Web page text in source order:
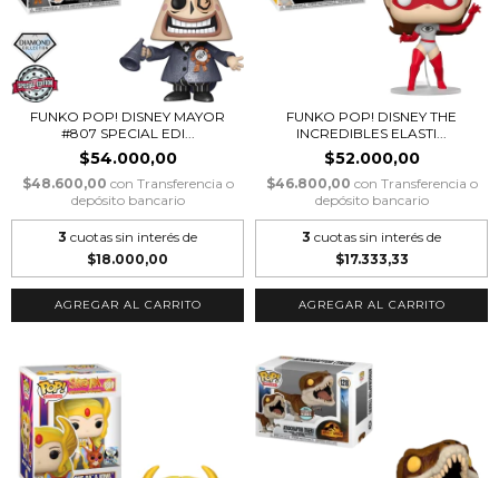
FUNKO POP! DISNEY MAYOR
#807 SPECIAL EDI...
$54.000,00
$48.600,00 con Transferencia o
depósito bancario
3 cuotas sin interés de
$18.000,00
FUNKO POP! DISNEY THE
INCREDIBLES ELASTI...
$52.000,00
$46.800,00 con Transferencia o
depósito bancario
3 cuotas sin interés de
$17.333,33